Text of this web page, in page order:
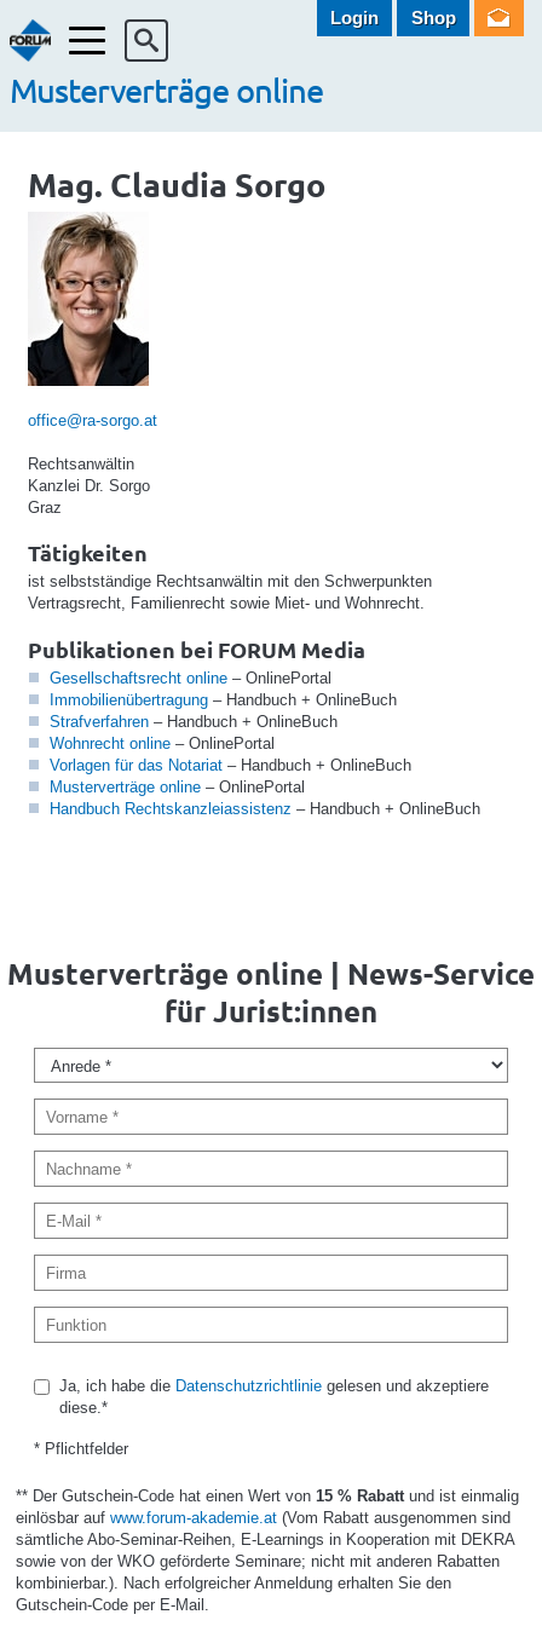
Menü
Musterverträge online
Login Shop
Mag. Claudia Sorgo
office@ra-sorgo.at
Rechtsanwältin
Kanzlei Dr. Sorgo
Graz
Tätigkeiten
ist selbstständige Rechtsanwältin mit den Schwerpunkten
Vertragsrecht, Familienrecht sowie Miet- und Wohnrecht.
Publikationen bei FORUM Media
Gesellschaftsrecht online– OnlinePortal
Immobilienübertragung– Handbuch + OnlineBuch
Strafverfahren– Handbuch + OnlineBuch
Wohnrecht online– OnlinePortal
Vorlagen für das Notariat– Handbuch + OnlineBuch
Musterverträge online– OnlinePortal
Handbuch Rechtskanzleiassistenz – Handbuch + OnlineBuch
Musterverträge online | News-Service
für Jurist:innen
Ja, ich habe die Datenschutzrichtliniegelesen und akzeptiere
diese.*
* Pflichtfelder
** Der Gutschein-Code hat einen Wert von 15 % Rabatt und ist einmalig
einlösbar auf www.forum-akademie.at(Vom Rabatt ausgenommen sind
sämtliche Abo-Seminar-Reihen, E-Learnings in Kooperation mit DEKRA
sowie von der WKO geförderte Seminare; nicht mit anderen Rabatten
kombinierbar.). Nach erfolgreicher Anmeldung erhalten Sie den
Gutschein-Code per E-Mail.